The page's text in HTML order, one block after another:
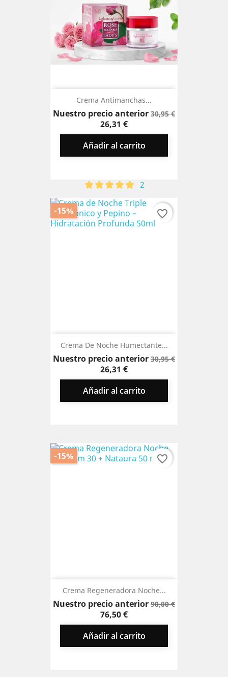
Crema Antimanchas...
Nuestro precio anteriorPrecio
30,95 €Precio
26,31 €
Añadir al carrito
2
Crema De Noche Humectante...
Nuestro precio anteriorPrecio
30,95 €Precio
26,31 €
Añadir al carrito
-15% favorite_border
Crema Regeneradora Noche...
Nuestro precio anteriorPrecio
90,00 €Precio
76,50 €
Añadir al carrito
-15% favorite_border